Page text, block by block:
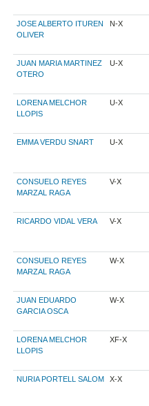
JOSE ALBERTO ITUREN
OLIVER
N-X
JUAN MARIA MARTINEZ
OTERO
U-X
LORENA MELCHOR
LLOPIS
U-X
EMMA VERDU SNART U-X
CONSUELO REYES
MARZAL RAGA
V-X
RICARDO VIDAL VERA V-X
CONSUELO REYES
MARZAL RAGA
W-X
JUAN EDUARDO
GARCIA OSCA
W-X
LORENA MELCHOR
LLOPIS
XF-X
NURIA PORTELL SALOM X-X